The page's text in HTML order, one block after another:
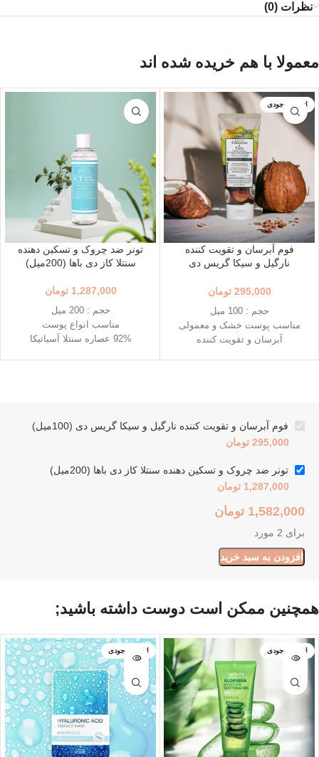
نظرات (0)
معمولا با هم خریده شده اند
اتمام موجودی
فوم آبرسان و تقویت کننده
نارگیل و سیکا گریس دی
295,000 تومان
حجم : 100 میل
مناسب پوست خشک و معمولی
آبرسان و تقویت کننده
تونر ضد چروک و تسکین دهنده
سنتلا کاز دی باها (200میل)
1,287,000 تومان
حجم : 200 میل
مناسب انواع پوست
92% عصاره سنتلا آسیاتیکا
فوم آبرسان و تقویت کننده نارگیل و سیکا گریس دی (100میل)
295,000 تومان
تونر ضد چروک و تسکین دهنده سنتلا کاز دی باها (200میل)
1,287,000 تومان
1,582,000 تومان
برای 2 مورد
افزودن به سبد خرید
همچنین ممکن است دوست داشته باشید;
اتمام موجودی اتمام موجودی